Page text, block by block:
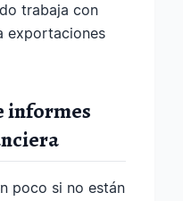
trabaja con
exportaciones
informes
poco si no están